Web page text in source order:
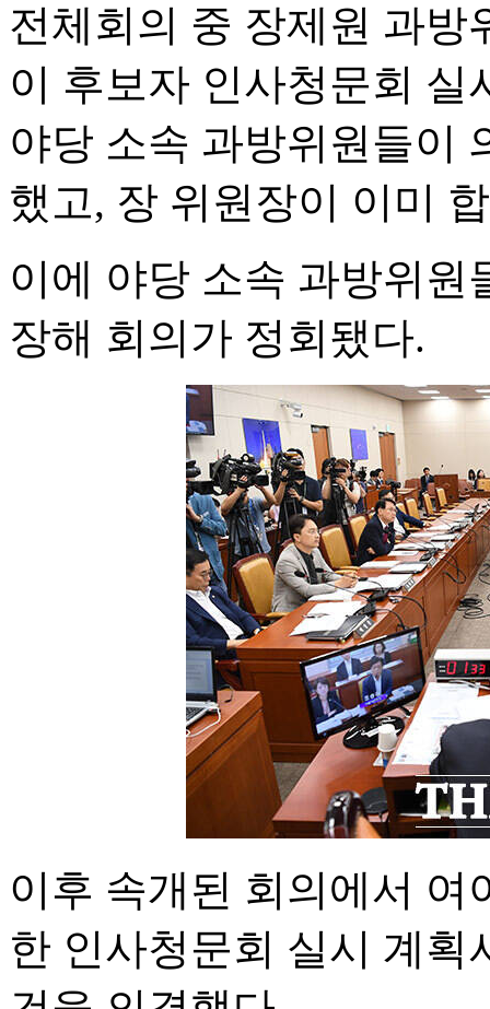
전체회의 중 장제원 과방
이 후보자 인사청문회
야당 소속 과방위원들이
했고, 장 위원장이 이미
이에 야당 소속 과방위원
장해 회의가 정회됐다.
이후 속개된 회의에서 여
한 인사청문회 실시 계획